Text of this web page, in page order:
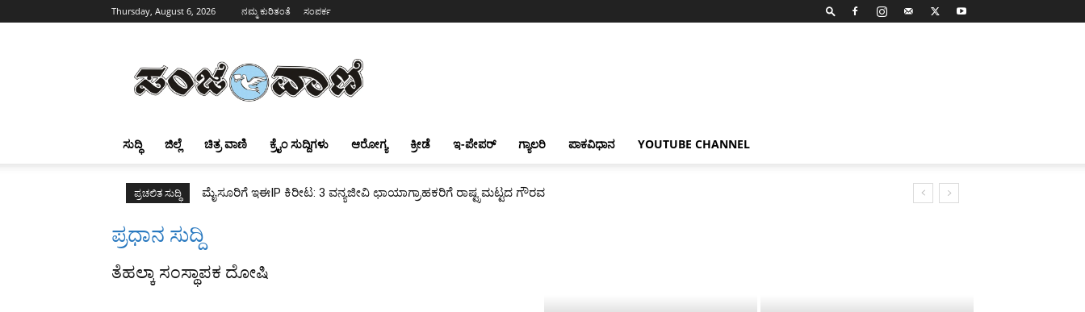
Thursday, August 6, 2026 ನಮ್ಮ ಕುರಿತಂತೆ ಸಂಪರ್ಕ
ಸುದ್ಧಿ ಜಿಲ್ಲೆ ಚಿತ್ರ ವಾಣಿ ಕ್ರೈಂ ಸುದ್ದಿಗಳು ಆರೋಗ್ಯ ಕ್ರೀಡೆ ಇ-ಪೇಪರ್ ಗ್ಯಾಲರಿ ಪಾಕವಿಧಾನ YOUTUBE CHANNEL
ಪ್ರಚಲಿತ ಸುದ್ಧಿ ಮೈಸೂರಿಗೆ ಇಈIP ಕಿರೀಟ: 3 ವನ್ಯಜೀವಿ ಛಾಯಾಗ್ರಾಹಕರಿಗೆ ರಾಷ್ಟ್ರಮಟ್ಟದ ಗೌರವ
ಪ್ರಧಾನ ಸುದ್ದಿ
ತೆಹಲ್ಕಾ ಸಂಸ್ಥಾಪಕ ದೋಷಿ